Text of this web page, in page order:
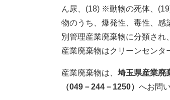
ん尿、(18) ※動物の死体、
物のうち、爆発性、毒性、感
別管理産業廃棄物に分類さ
産業廃棄物はクリーンセンタ
産業廃棄物は、 埼玉県産業廃
（049－244－1250） へお問